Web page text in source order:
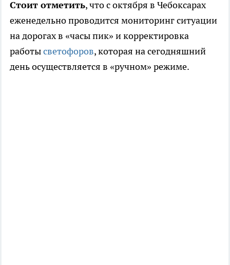
Стоит отметить, что с октября в Чебоксарах
еженедельно проводится мониторинг ситуации
на дорогах в «часы пик» и корректировка
работысветофоров, которая на сегодняшний
день осуществляется в «ручном» режиме.